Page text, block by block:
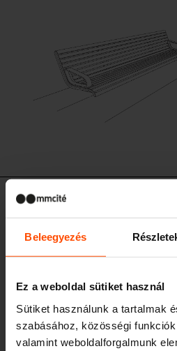
Beleegyezés
Ez a weboldal sütiket használ
Sütiket használunk a tartalmak
szabásához, közösségi funkciók
valamint weboldalforgalmunk
PQX351 - PQX352 - PQX353 / PQX354
Támfalra szerelhető
alumíniumöntvény szerkezet, ülőke és